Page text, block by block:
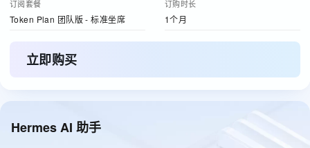
订阅套餐
Token Plan 团队版 - 标准坐席
订购时长
1个月
立即购买
Hermes AI 助手